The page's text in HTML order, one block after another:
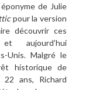
de Julie
pour la version
découvrir ces
aujourd’hui
Unis. Malgré le
historique de
ans, Richard